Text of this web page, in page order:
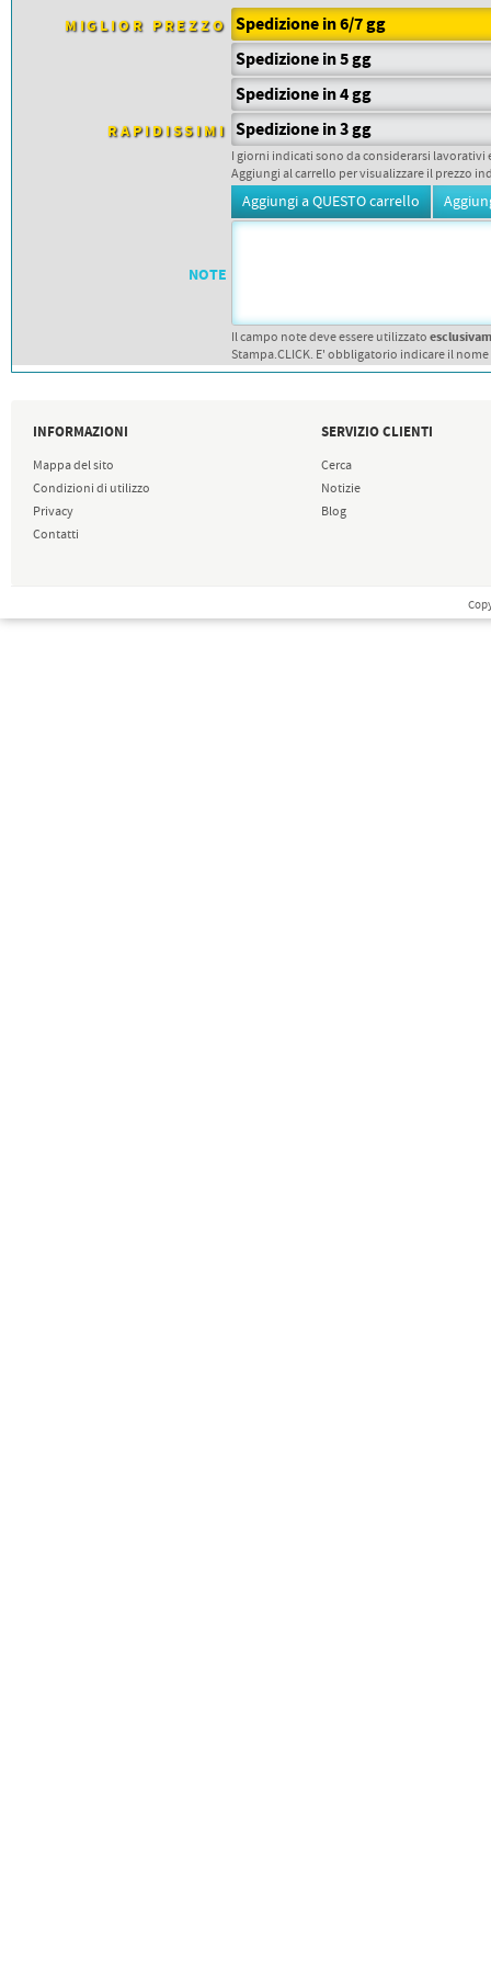
DORSALI TARGHE
MIGLIOR PREZZO Spedizione in 6/7 gg
Spedizione in 5 gg
Spedizione in 4 gg
RAPIDISSIMI Spedizione in 3 gg
I giorni indicati sono da considerarsi
Aggiungi al carrello per visualizzare il prezzo
NOTE
Il campo note deve essere utilizzato
Stampa.CLICK. E' obbligatorio indicare il
INFORMAZIONI
Mappa del sito
Condizioni di utilizzo
Privacy
Contatti
SERVIZIO CLIENTI
Cerca
Notizie
Blog